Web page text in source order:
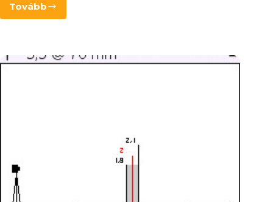
TovábbElőhívási
időzítő
Nokia